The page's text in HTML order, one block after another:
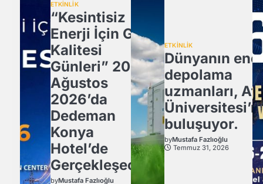
ETKİNLİK
“Kesintisiz
Enerji İçin Güç
Kalitesi
Günleri” 20
Ağustos
2026’da
Dedeman
Konya
Hotel’de
Gerçekleşecek
byMustafa Fazlıoğlu
ETKİNLİK
Dünyanın
depolama
uzmanları,
buluşuyor.
byMustafa Fazlıoğlu
Temmuz 31, 2026